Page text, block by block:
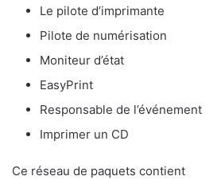
Le pilote d’imprimante
Pilote de numérisation
Moniteur d’état
EasyPrint
Responsable de l’événement
Imprimer un CD
Ce réseau de paquets contient